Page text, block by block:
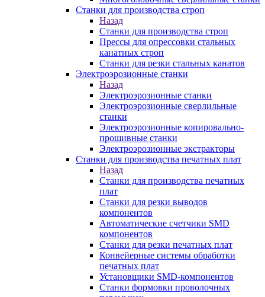
Станки для производства строп
Назад
Станки для производства строп
Прессы для опрессовки стальных
канатных строп
Станки для резки стальных канатов
Электроэрозионные станки
Назад
Электроэрозионные станки
Электроэрозионные сверлильные
станки
Электроэрозионные копировально-
прошивные станки
Электроэрозионные экстракторы
Станки для производства печатных плат
Назад
Станки для производства печатных
плат
Станки для резки выводов
компонентов
Автоматические счетчики SMD
компонентов
Станки для резки печатных плат
Конвейерные системы обработки
печатных плат
Установщики SMD-компонентов
Станки формовки проволочных